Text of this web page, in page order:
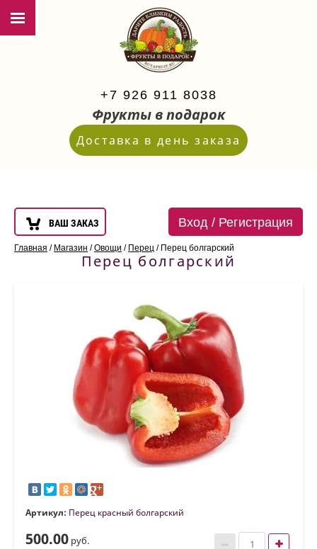
+7 926 911 8038
Фрукты в подарок
Доставка в день заказа
ВАШ ЗАКАЗ Вход / Регистрация
Главная / Магазин /Овощи / Перец / Перец болгарский
Перец болгарский
Артикул: Перец красный болгарский
500.00 руб.